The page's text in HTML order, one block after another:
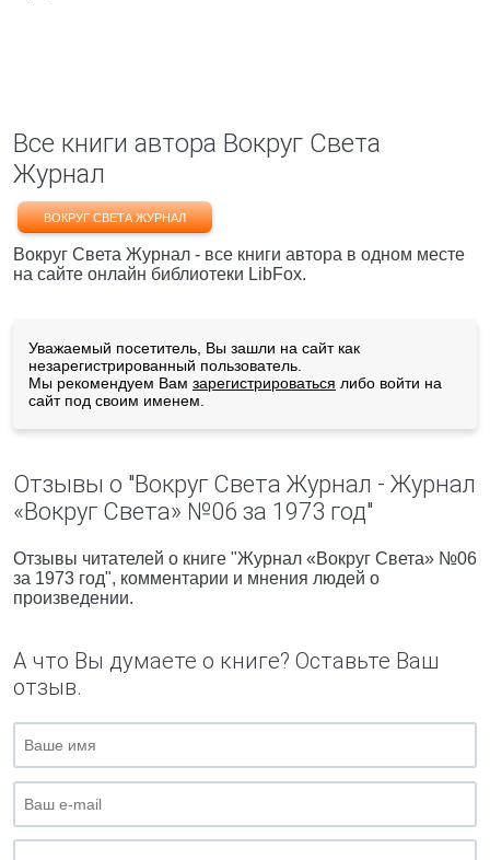
Все книги автора Вокруг Света
Журнал
ВОКРУГ СВЕТА ЖУРНАЛ
Вокруг Света Журнал - все книги автора в одном месте
на сайте онлайн библиотеки LibFox.
Уважаемый посетитель, Вы зашли на сайт как
незарегистрированный пользователь.
Мы рекомендуем Вам зарегистрироваться либо войти на
сайт под своим именем.
Отзывы о "Вокруг Света Журнал - Журнал
«Вокруг Света» №06 за 1973 год"
Отзывы читателей о книге "Журнал «Вокруг Света» №06
за 1973 год", комментарии и мнения людей о
произведении.
А что Вы думаете о книге? Оставьте Ваш
отзыв.